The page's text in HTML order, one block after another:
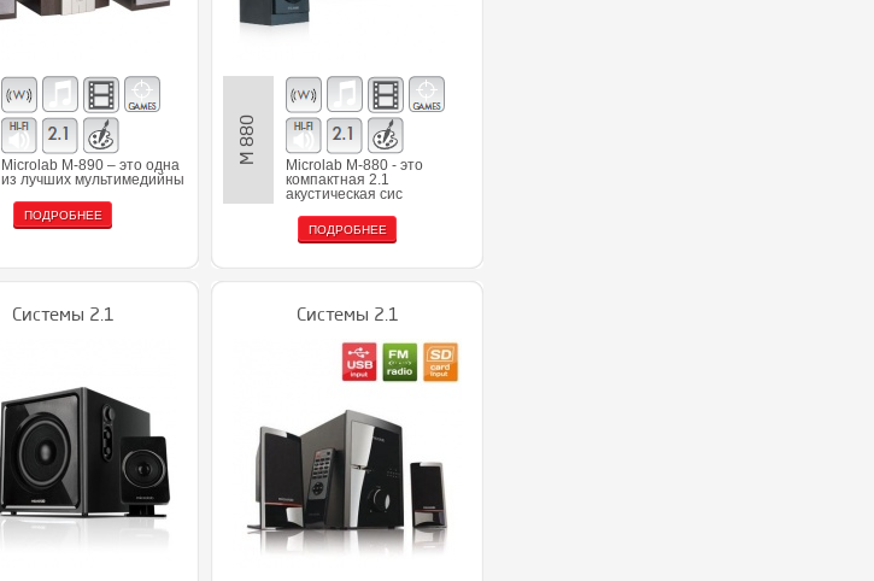
Microlab М-890 – это одна
из лучших мультимедийны
ПОДРОБНЕЕ
M 880
Microlab M-880 - это
компактная 2.1
акустическая сис
ПОДРОБНЕЕ
Системы 2.1 Системы 2.1